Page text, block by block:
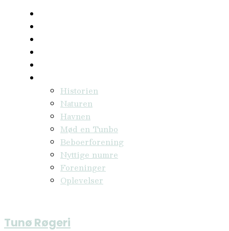
Historien
Naturen
Havnen
Mød en Tunbo
Beboerforening
Nyttige numre
Foreninger
Oplevelser
Tunø Røgeri